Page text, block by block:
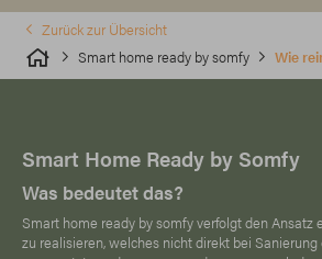
Smart home ready by somfy Wie
Zurück zur Übersicht
Smart Home Ready by Somfy
Was bedeutet das?
Smart home ready by somfy verfolgt den Ansatz
zu realisieren, welches nicht direkt bei